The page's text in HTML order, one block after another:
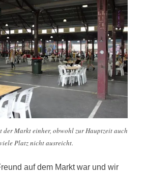
der Markt einher, obwohl zur Hauptzeit auch
Platz nicht ausreicht.
auf dem Markt war und wir